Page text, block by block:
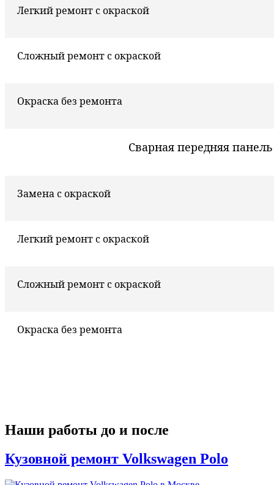
Легкий ремонт с окраской
Сложный ремонт с окраской
Окраска без ремонта
Сварная передняя панель
Замена с окраской
Легкий ремонт с окраской
Сложный ремонт с окраской
Окраска без ремонта
Наши работы до и после
Кузовной ремонт Volkswagen Polo